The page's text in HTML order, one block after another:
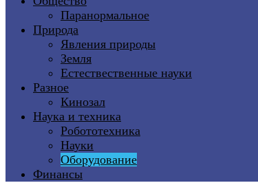
Паранормальное
Природа
Явления природы
Земля
Естествественные науки
Разное
Кинозал
Наука и техника
Робототехника
Науки
Оборудование
Финансы